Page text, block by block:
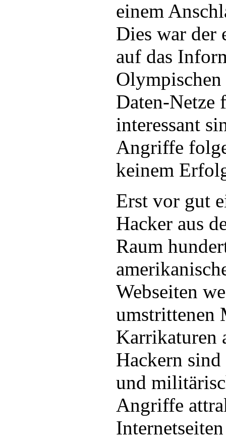
einem
Dies war der
auf das
Olympischen
Daten-Netze
interessant
Angriffe
keinem
Erst vor gut
Hacker aus
Raum
Webseiten
umstrittenen
Karrikaturen
Hackern sind
und
Angriffe